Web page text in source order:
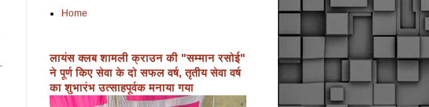
Home
लायंस क्लब शामली क्राउन की "सम्मान रसोई"
ने पूर्ण किए सेवा के दो सफल वर्ष, तृतीय सेवा वर्ष
का शुभारंभ उत्साहपूर्वक मनाया गया